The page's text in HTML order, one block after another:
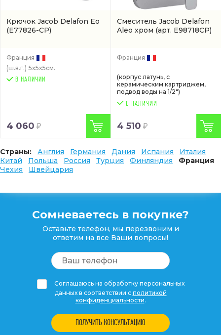
Крючок Jacob Delafon Eo
(E77826-CP)
Франция
(ш.в.г.) 5x5x5см.
В НАЛИЧИИ
4 060
Смеситель Jacob Delafon
Aleo хром (арт. E98718CP)
Франция
(корпус латунь, с
керамическим картриджем,
подвод воды на 1/2")
4 510
Страны: Англия Германия Дания Испания
Италия
Китай
Польша Россия Турция Финляндия
Франция
Чехия
Швейцария
Сомневаетесь в покупке?
Оставьте телефон, мы перезвоним и
ответим на все Ваши вопросы!
Соглашаюсь на обработку персональных
данных в соответствии с политикой
конфиденциальности.
ПОЛУЧИТЬ КОНСУЛЬТАЦИЮ